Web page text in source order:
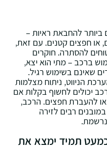
ביותר להחבאת ראיות –
או חפצים קטנים. עם זאת‚
להסתרה. חוקרים
ברכב – מתי הוא יצא‚
שאינם בשימוש רגיל.
הניווט‚ ניתוח מצלמות
יכולים לחשוף בקלות אם
להעברת חפצים. הרכב‚
רבים לזירה
תמיד ימצא את